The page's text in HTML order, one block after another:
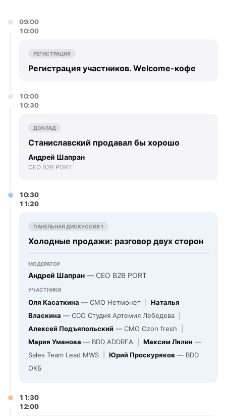
09:00
10:00
РЕГИСТРАЦИЯ
Регистрация участников. Welcome-кофе
10:00
10:30
ДОКЛАД
Станиславский продавал бы хорошо
Андрей Шапран
CEO B2B PORT
10:30
11:20
ПАНЕЛЬНАЯ ДИСКУССИЯ 1
Холодные продажи: разговор двух сторон
МОДЕРАТОР
Андрей Шапран — CEO B2B PORT
УЧАСТНИКИ
Оля Касаткина — CMO Нетмонет
Наталья
Власкина — CCO Студия Артемия Лебедева
Алексей Подъяпольский — CMO Ozon fresh
Мария Уманова — BDD ADDREA Максим Лялин —
Sales Team Lead MWS
Юрий Проскуряков — BDD
ОКБ
11:30
12:00